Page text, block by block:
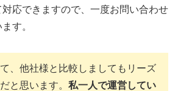
応できますので、一度お問い合わせ
す。
、他社様と比較しましてもリーズ
と思います。 私一人で運営してい